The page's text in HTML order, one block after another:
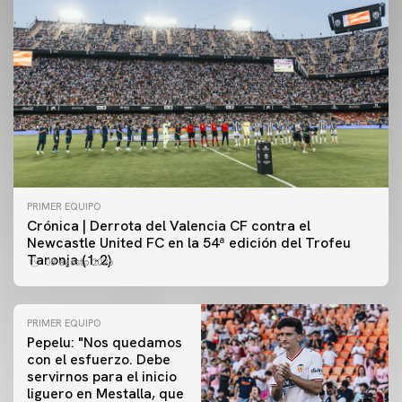
PRIMER EQUIPO
Crónica | Derrota del Valencia CF contra el
Newcastle United FC en la 54ª edición del Trofeu
Taronja (1-2)
08 agosto 2026
PRIMER EQUIPO
Pepelu: "Nos quedamos
con el esfuerzo. Debe
servirnos para el inicio
liguero en Mestalla, que
PRIMER EQUIPO